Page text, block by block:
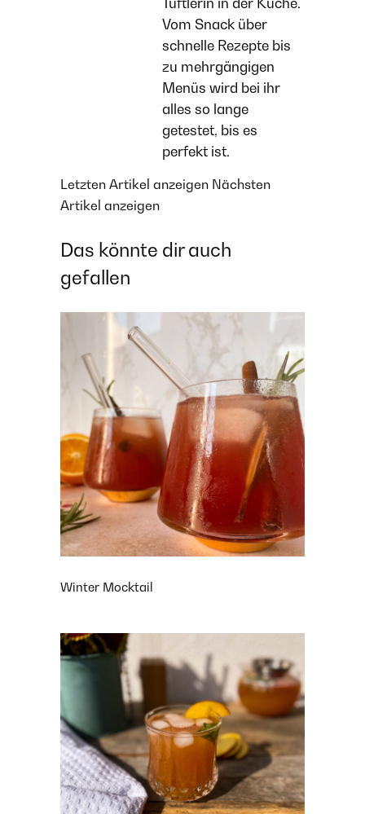
Tüftlerin in der Küche.
Vom Snack über
schnelle Rezepte bis
zu mehrgängigen
Menüs wird bei ihr
alles so lange
getestet, bis es
perfekt ist.
Letzten Artikel anzeigen Nächsten
Artikel anzeigen
Das könnte dir auch
gefallen
Winter Mocktail